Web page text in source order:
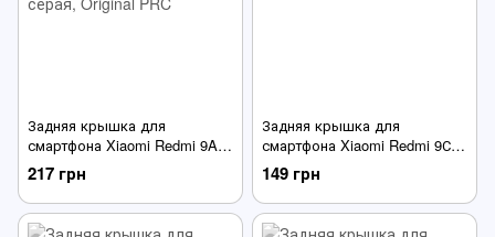
Задняя крышка для
смартфона Xiaomi Redmi 9A
со стеклом камеры серая
217 грн
Задняя крышка для
смартфона Xiaomi Redmi 9С
оранжевая
149 грн